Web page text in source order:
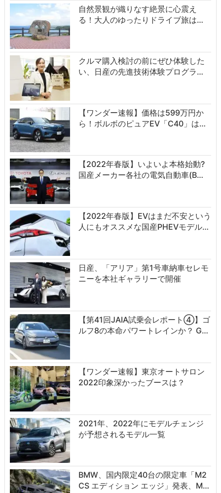
自然景観が織りなす絶景に心震え
る！大人のゆったりドライブ旅は…
クルマ購入検討の前にぜひ体験した
い、日産の先進技術体験プログラ…
【ワンダー速報】価格は599万円か
ら！ボルボのピュアEV「C40」は…
【2022年春版】いよいよ本格始動?
国産メーカー各社の電気自動車(B…
【2022年春版】EVはまだ不安という
人にもオススメな国産PHEVモデル…
日産、「アリア」第1号車納車セレモ
ニーを本社ギャラリーで開催
【第41回JAIA試乗会レポート④】ゴ
ルフ8の本命パワートレインか？ G…
【ワンダー速報】東京オートサロン
2022印象深かったブースは？
2021年、2022年にモデルチェンジ
が予想されるモデル一覧
BMW、国内限定40台の限定車「M2
CS エディション エッジ」発表、M…